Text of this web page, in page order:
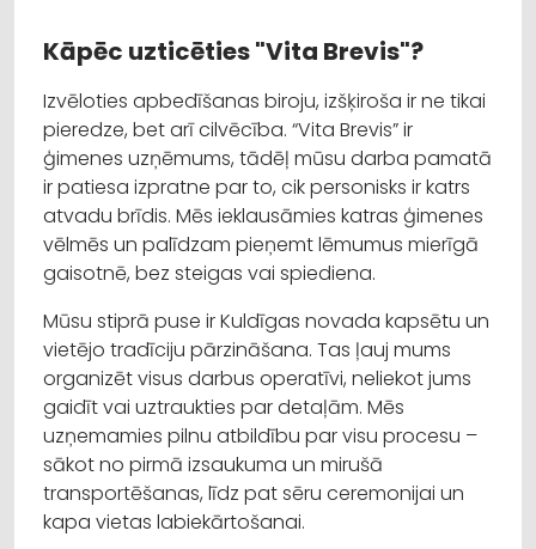
Kāpēc uzticēties "Vita Brevis"?
Izvēloties apbedīšanas biroju, izšķiroša ir ne tikai
pieredze, bet arī cilvēcība. “Vita Brevis” ir
ģimenes uzņēmums, tādēļ mūsu darba pamatā
ir patiesa izpratne par to, cik personisks ir katrs
atvadu brīdis. Mēs ieklausāmies katras ģimenes
vēlmēs un palīdzam pieņemt lēmumus mierīgā
gaisotnē, bez steigas vai spiediena.
Mūsu stiprā puse ir Kuldīgas novada kapsētu un
vietējo tradīciju pārzināšana. Tas ļauj mums
organizēt visus darbus operatīvi, neliekot jums
gaidīt vai uztraukties par detaļām. Mēs
uzņemamies pilnu atbildību par visu procesu –
sākot no pirmā izsaukuma un mirušā
transportēšanas, līdz pat sēru ceremonijai un
kapa vietas labiekārtošanai.